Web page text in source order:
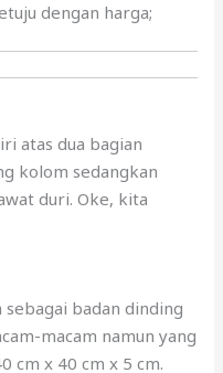
dengan harga;
atas dua bagian
kolom sedangkan
duri. Oke, kita
sebagai badan dinding
macam namun yang
cm x 40 cm x 5 cm.